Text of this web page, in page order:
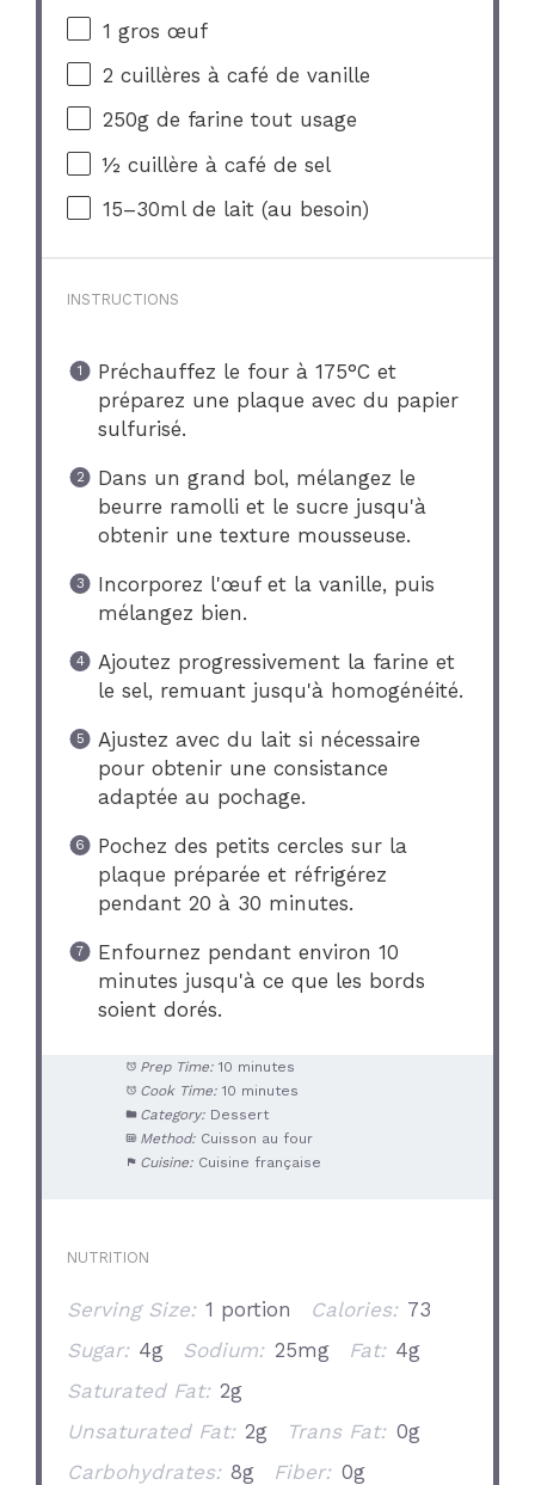
1 gros œuf
2 cuillères à café de vanille
250g de farine tout usage
½ cuillère à café de sel
15–30ml de lait (au besoin)
INSTRUCTIONS
Préchauffez le four à 175°C et
préparez une plaque avec du papier
sulfurisé.
Dans un grand bol, mélangez le
beurre ramolli et le sucre jusqu'à
obtenir une texture mousseuse.
Incorporez l'œuf et la vanille, puis
mélangez bien.
Ajoutez progressivement la farine et
le sel, remuant jusqu'à homogénéité.
Ajustez avec du lait si nécessaire
pour obtenir une consistance
adaptée au pochage.
Pochez des petits cercles sur la
plaque préparée et réfrigérez
pendant 20 à 30 minutes.
Enfournez pendant environ 10
minutes jusqu'à ce que les bords
soient dorés.
Prep Time: 10 minutes
Cook Time: 10 minutes
Category: Dessert
Method: Cuisson au four
Cuisine: Cuisine française
NUTRITION
Serving Size: 1 portion Calories: 73
Sugar: 4g Sodium: 25mg Fat: 4g
Saturated Fat: 2g
Unsaturated Fat: 2g Trans Fat: 0g
Carbohydrates: 8g Fiber: 0g